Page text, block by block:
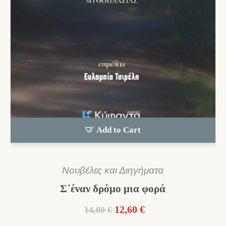
Add to Cart
Νουβέλες και Διηγήματα
Σ΄έναν δρόμο μια φορά
14,00 € Original
12,60 €Η